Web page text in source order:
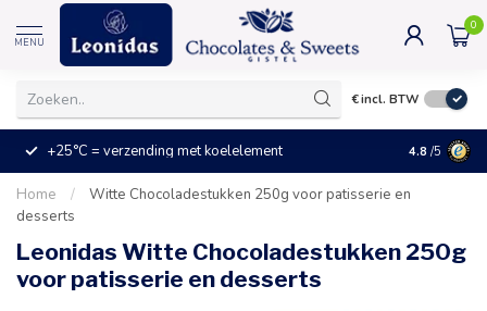
MENU
0
€incl. BTW
+25°C = verzending met koelelement Kleine
4.8 /5
Home /
Witte Chocoladestukken 250g voor patisserie en
desserts
Leonidas Witte Chocoladestukken 250g
voor patisserie en desserts